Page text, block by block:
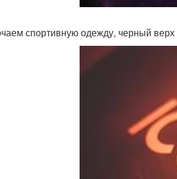
спортивную одежду, черный верх